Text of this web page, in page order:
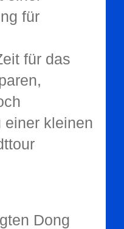
für
für das
einer kleinen
Dong